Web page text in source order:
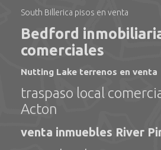
South Billerica pisos en venta
Bedford
comerciales
Nutting Lake terrenos en venta
traspaso local
Acton
venta inmuebles River